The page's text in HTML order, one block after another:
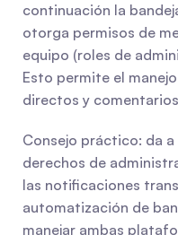
continuación la
otorga permisos de
equipo (roles de
Esto permite el
directos y
Consejo práctico: da
derechos de
las notificaciones
automatización de
manejar ambas